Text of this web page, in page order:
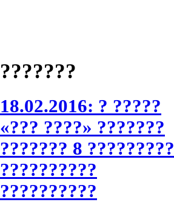
???????
18.02.2016: ? ?????
«??? ????» ???????
??????? 8 ?????????
??????????
??????????